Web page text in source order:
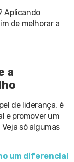
Aplicando
de melhorar a
a
de liderança, é
e promover um
só algumas
um diferencial